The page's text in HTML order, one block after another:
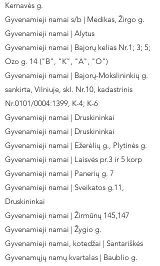
Kernavės g.
Gyvenamieji namai s/b | Medikas, Žirgo g.
Gyvenamieji namai | Alytus
Gyvenamieji namai | Bajorų kelias Nr.1; 3; 5;
Ozo g. 14 ("B", "K", "A", "O")
Gyvenamieji namai | Bajorų-Mokslininkių g.
sankirta, Vilniuje, skl. Nr.10, kadastrinis
Nr.0101/0004:1399, K-4; K-6
Gyvenamieji namai | Druskininkai
Gyvenamieji namai | Druskininkai
Gyvenamieji namai | Ežerėlių g., Plytinės g.
Gyvenamieji namai | Laisvės pr.3 ir 5 korp
Gyvenamieji namai | Panerių g. 7
Gyvenamieji namai | Sveikatos g.11,
Druskininkai
Gyvenamieji namai | Žirmūnų 145,147
Gyvenamieji namai | Žygio g.
Gyvenamieji namai, kotedžai | Santariškės
Gyvenamųjų namų kvartalas | Baublio g.